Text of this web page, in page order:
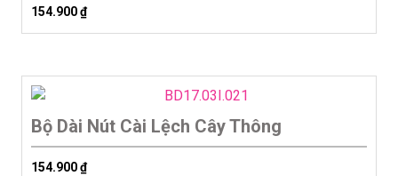
154.900₫
Bộ Dài Nút Cài Lệch Cây Thông
154.900₫